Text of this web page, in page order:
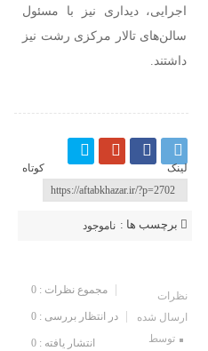
اجرایی، دیداری نیز با مسئول
سالن‌های تالار مرکزی رشت نیز
داشتند.
لینک کوتاه
برچسب ها : ناموجود
مجموع نظرات : 0
در انتظار بررسی : 0
انتشار یافته : 0
نظرات
ارسال شده
توسط